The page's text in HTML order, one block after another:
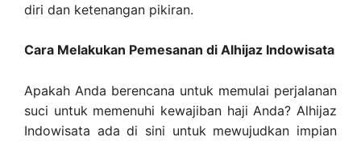
diri dan ketenangan pikiran.
Cara Melakukan Pemesanan di Alhijaz Indowisata
Apakah Anda berencana untuk memulai perjalanan
suci untuk memenuhi kewajiban haji Anda? Alhijaz
Indowisata ada di sini untuk mewujudkan impian